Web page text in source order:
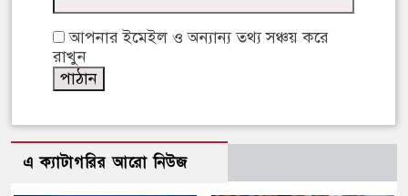
আপনার ইমেইল ও অন্যান্য তথ্য সঞ্চয় করে
রাখুন
এ ক্যাটাগরির আরো নিউজ